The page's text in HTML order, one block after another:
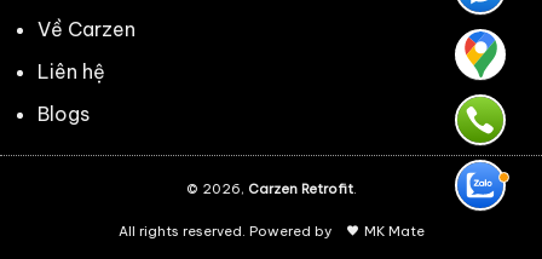
Về Carzen
Liên hệ
Blogs
© 2026, Carzen Retrofit.
All rights reserved. Powered by MK Mate